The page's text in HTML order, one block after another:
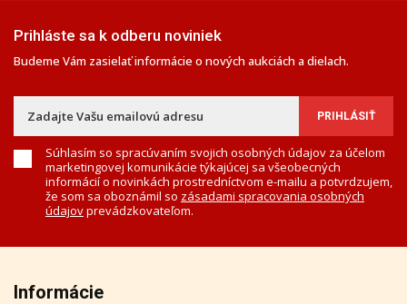
Prihláste sa k odberu noviniek
Budeme Vám zasielať informácie o nových aukciách a dielach.
Súhlasím so spracúvaním svojich osobných údajov za účelom
marketingovej komunikácie týkajúcej sa všeobecných
informácií o novinkách prostredníctvom e-mailu a potvrdzujem,
že som sa oboznámil so zásadami spracovania osobných
údajovprevádzkovateľom.
Informácie